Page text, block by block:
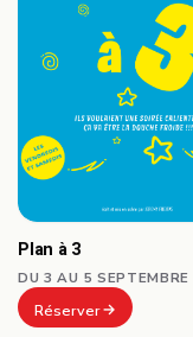
Plan à 3
DU 3 AU 5 SEPTEMBRE
Réserver